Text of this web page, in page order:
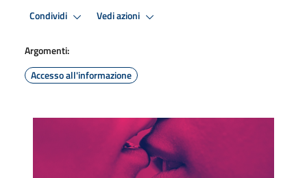
Condividi Vedi azioni
Argomenti:
Accesso all'informazione